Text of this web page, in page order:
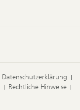
Datenschutzerklärung
Rechtliche Hinweise